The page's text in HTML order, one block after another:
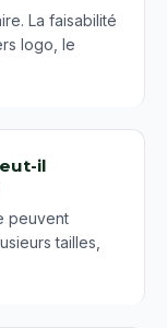
La faisabilité
logo, le
il
peuvent
tailles,